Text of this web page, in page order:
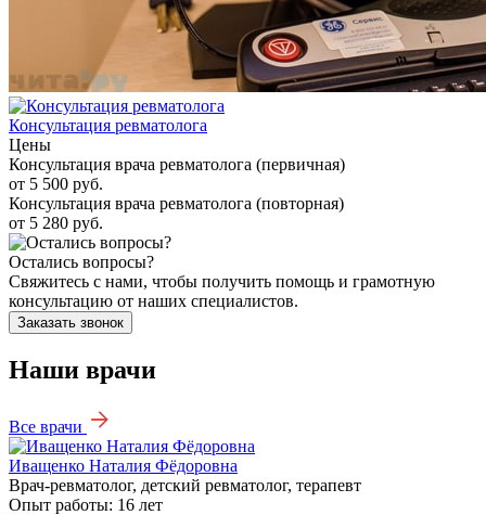
Консультация ревматолога
Цены
Консультация врача ревматолога (первичная)
от 5 500 руб.
Консультация врача ревматолога (повторная)
от 5 280 руб.
Остались вопросы?
Свяжитесь с нами, чтобы получить помощь и грамотную
консультацию от наших специалистов.
Заказать звонок
Наши врачи
Все врачи
Иващенко Наталия Фёдоровна
Врач-ревматолог, детский ревматолог, терапевт
Опыт работы: 16 лет